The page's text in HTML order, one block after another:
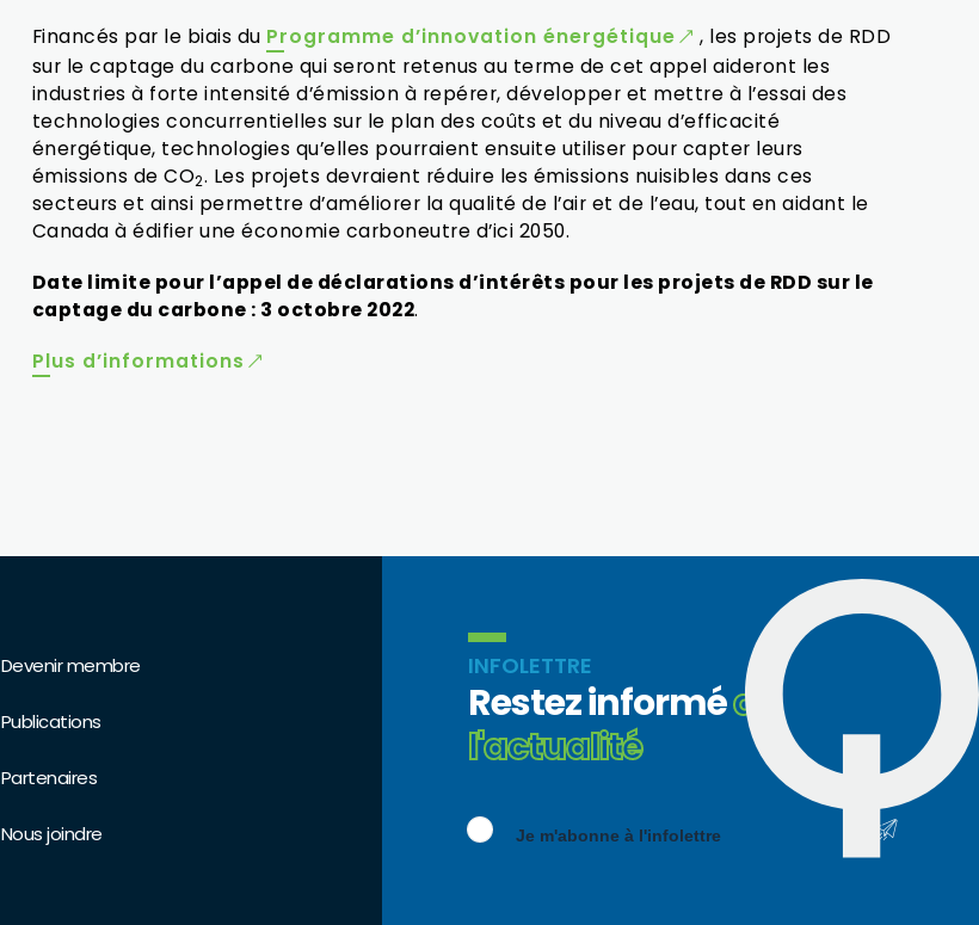
Financés par le biais du Programme d’innovation énergétique
, les projets de RDD
sur le captage du carbone qui seront retenus au terme de cet appel aideront les
industries à forte intensité d’émission à repérer, développer et mettre à l’essai des
technologies concurrentielles sur le plan des coûts et du niveau d’efficacité
énergétique, technologies qu’elles pourraient ensuite utiliser pour capter leurs
émissions de CO2. Les projets devraient réduire les émissions nuisibles dans ces
secteurs et ainsi permettre d’améliorer la qualité de l’air et de l’eau, tout en aidant le
Canada à édifier une économie carboneutre d’ici 2050.
Date limite pour l’appel de déclarations d’intérêts pour les projets de RDD sur le
captage du carbone : 3 octobre 2022.
Plus d’informations
Devenir membre
Publications
Partenaires
Nous joindre
INFOLETTRE
Restez informéde
l'actualité
Je m'abonne à l'infolettre